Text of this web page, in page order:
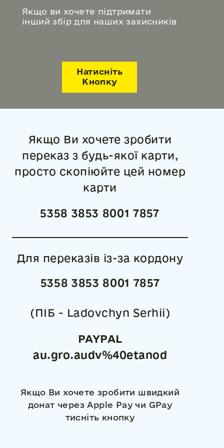
Якщо ви хочете підтримати
інший збір для наших захисників
Натисніть
Кнопку
Якщо Ви хочете зробити
переказ з будь-якої карти,
просто скопіюйте цей номер
карти
Якщо Ви хочете зробити швидкий
донат через Apple Pay чи GPay
тисніть кнопку
PAYPAL
au.gro.audv%40etanod
Для переказів із-за кордону
(ПІБ - Ladovchyn Serhii)
5358 3853 8001 7857
5358 3853 8001 7857